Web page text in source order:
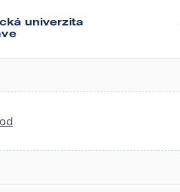
univerzita